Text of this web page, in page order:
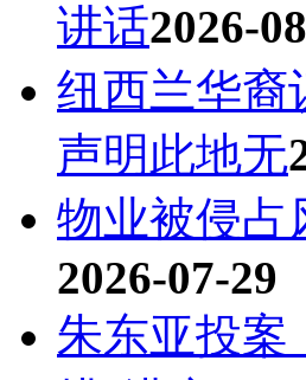
讲话2026-
纽西兰华裔
声明此地无
物业被侵占
2026-07-29
朱东亚投案